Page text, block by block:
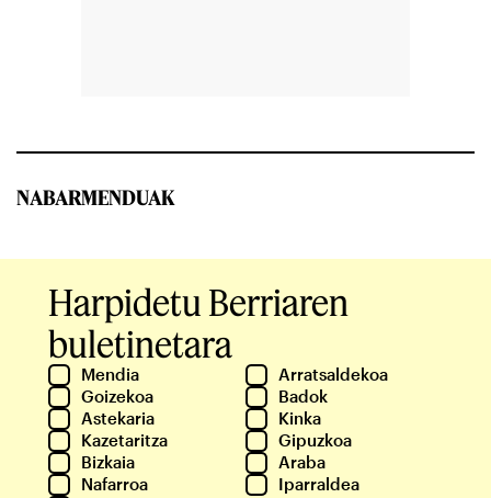
NABARMENDUAK
Harpidetu Berriaren
buletinetara
Mendia
Arratsaldekoa
Goizekoa
Badok
Astekaria
Kinka
Kazetaritza
Gipuzkoa
Bizkaia
Araba
Nafarroa
Iparraldea